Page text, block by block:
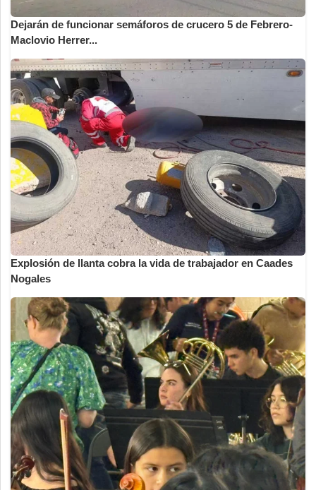
Dejarán de funcionar semáforos de crucero 5 de Febrero-
Maclovio Herrer...
Explosión de llanta cobra la vida de trabajador en Caades
Nogales